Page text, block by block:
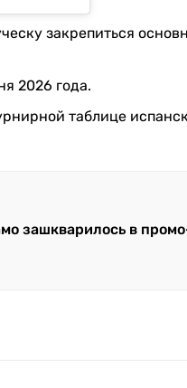
закрепиться
2026 года.
таблице
зашкварилось в